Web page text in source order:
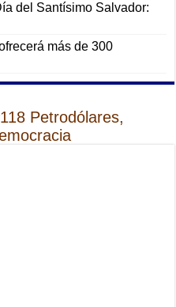
del Santísimo Salvador:
más de 300
Petrodólares,